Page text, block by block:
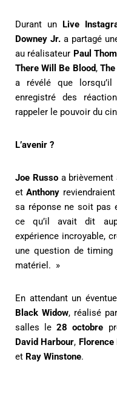
Durant un Live
Downey Jr. a partagé
au réalisateur Paul
There Will Be Blood,
a révélé que
enregistré des
rappeler le pouvoir du
L’avenir ?
Joe Russoa brièvement
etAnthony
sa réponse ne soit pas
ce qu’il avait dit
expérience incroyable,
une question de
matériel. »
En attendant un
Black Widow, réalisé par
salles le28 octobre
David Harbour, Florence
et Ray Winstone.